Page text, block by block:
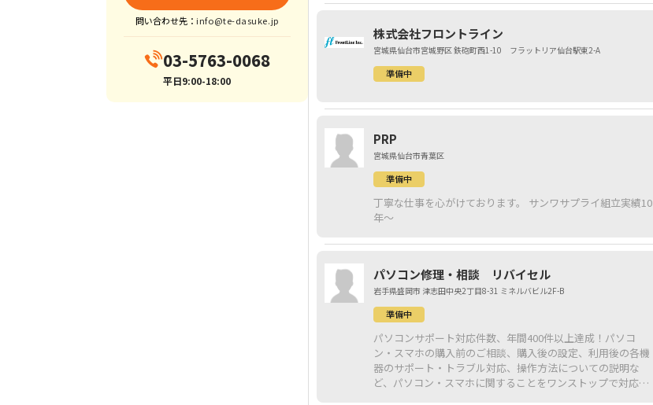
問い合わせ先： info@te-dasuke.jp
03-5763-0068
平日9:00-18:00
株式会社フロントライン
宮城県仙台市宮城野区 鉄砲町西1-10 フラットリア仙台駅東2-A
準備中
PRP
宮城県仙台市青葉区
準備中
丁寧な仕事を心がけております。 サンワサプライ組立実績10
年～
パソコン修理・相談 リバイセル
岩手県盛岡市 津志田中央2丁目8-31 ミネルバビル2F-B
準備中
パソコンサポート対応件数、年間400件以上達成！パソコ
ン・スマホの購入前のご相談、購入後の設定、利用後の各機
器のサポート・トラブル対応、操作方法についての説明な
ど、パソコン・スマホに関することをワンストップで対応い